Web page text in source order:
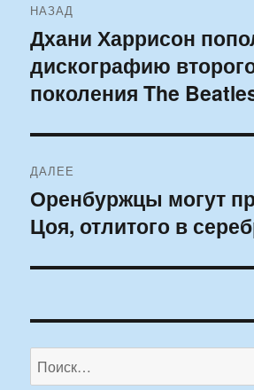
по
записям
НАЗАД
Предыдущая
запись:
Дхани Харрисон
дискографию
поколения The
ДАЛЕЕ
Следующая
запись:
Оренбуржцы могут
Цоя, отлитого в
Искать: